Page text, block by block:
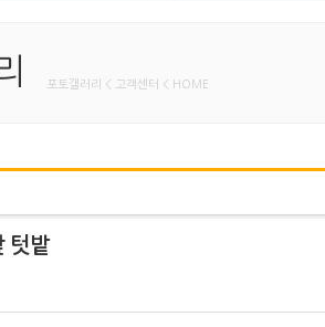
포토갤러리 < 고객센터 < HOME
텃밭